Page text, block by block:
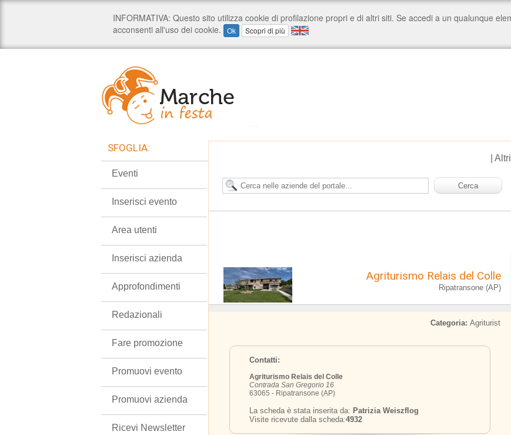
Altri
Agriturismo Relais del Colle
Ripatransone (AP)
Categoria: Agriturist
Contatti:
Agriturismo Relais del Colle
Contrada San Gregorio 16
63065 - Ripatransone (AP)
La scheda è stata inserita da: Patrizia Weiszflog
Visite ricevute dalla scheda:4932
SFOGLIA:
Eventi
Inserisci evento
Area utenti
Inserisci azienda
Approfondimenti
Redazionali
Fare promozione
Promuovi evento
Promuovi azienda
Ricevi Newsletter